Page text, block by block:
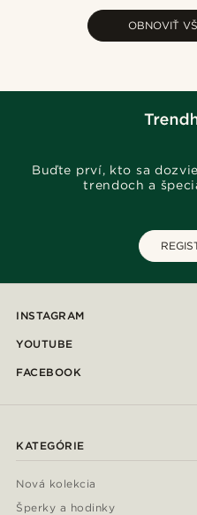
OBNOVIŤ
Buďte prví, kto sa
trendoch a
INSTAGRAM
YOUTUBE
FACEBOOK
KATEGÓRIE
Nová kolekcia
Šperky a hodinky